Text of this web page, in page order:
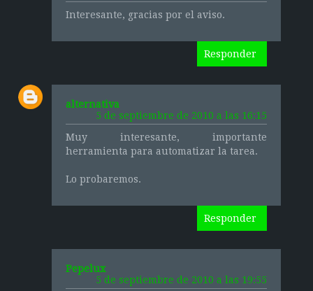
Interesante, gracias por el aviso.
Responder
alternativa
5 de septiembre de 2010 a las 16:15
Muy interesante, importante
herramienta para automatizar la tarea.
Lo probaremos.
Responder
Pepelux
5 de septiembre de 2010 a las 19:55